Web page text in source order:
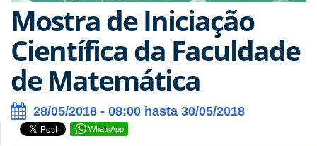
Mostra de Iniciação
Científica da Faculdade
de Matemática
28/05/2018 - 08:00 hasta 30/05/2018
WhatsApp